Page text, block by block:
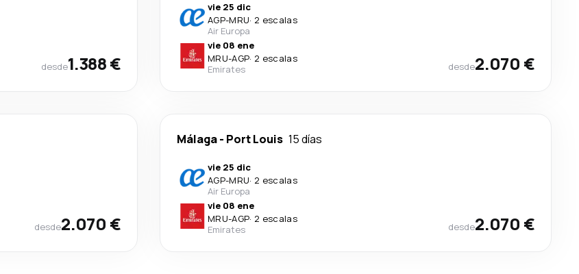
desde1.388 €
vie 25 dic
AGP-MRU· 2 escalas
Air Europa
vie 08 ene
MRU-AGP· 2 escalas
Emirates
desde2.070 €
desde2.070 €
Málaga- Port Louis 15 días
vie 25 dic
AGP-MRU· 2 escalas
Air Europa
vie 08 ene
MRU-AGP· 2 escalas
Emirates
desde2.070 €